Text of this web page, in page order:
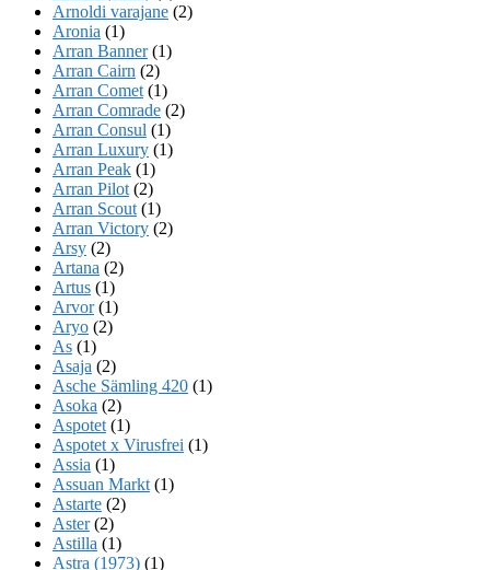
Arnoldi varajane (2)
Aronia (1)
Arran Banner(1)
Arran Cairn (2)
Arran Comet (1)
Arran Comrade (2)
Arran Consul (1)
Arran Luxury (1)
Arran Peak (1)
Arran Pilot (2)
Arran Scout (1)
Arran Victory (2)
Arsy (2)
Artana (2)
Artus (1)
Arvor(1)
Aryo (2)
As (1)
Asaja (2)
Asche Sämling 420 (1)
Asoka (2)
Aspotet (1)
Aspotet x Virusfrei (1)
Assia (1)
Assuan Markt (1)
Astarte (2)
Aster(2)
Astilla (1)
Astra (1973) (1)